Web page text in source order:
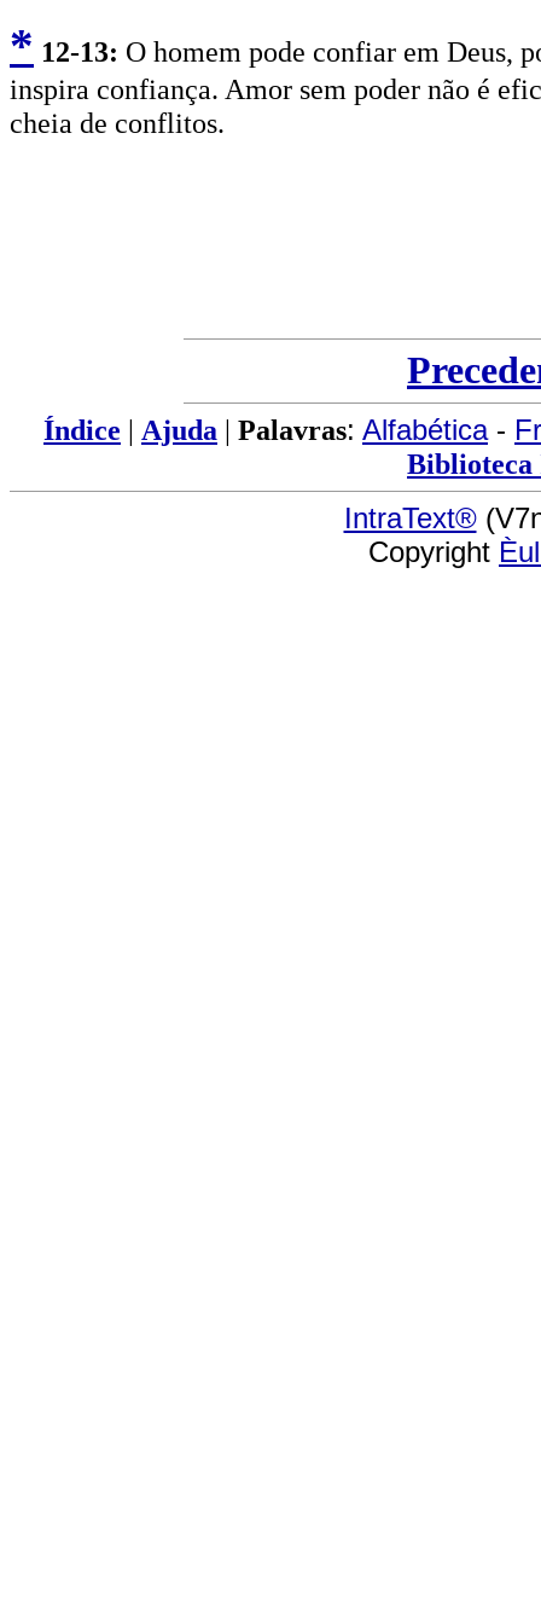
* 12-13: O homem pode confiar em Deus,
inspira confiança. Amor sem poder não é
cheia de conflitos.
Índice | Ajuda | Palavras: Alfabética-
IntraText®
Copyright